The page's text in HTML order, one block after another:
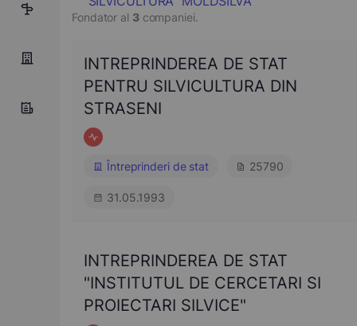
1
Fondator al 3companiei.
INTREPRINDEREA DE STAT
PENTRU SILVICULTURA DIN
STRASENI
Întreprinderi de stat 25790
31.05.1993
INTREPRINDEREA DE STAT
"INSTITUTUL DE CERCETARI SI
PROIECTARI SILVICE"